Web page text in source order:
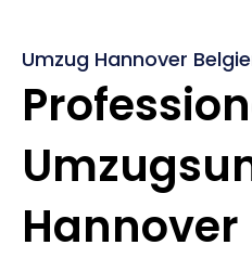
Umzug Hannover
Hannover